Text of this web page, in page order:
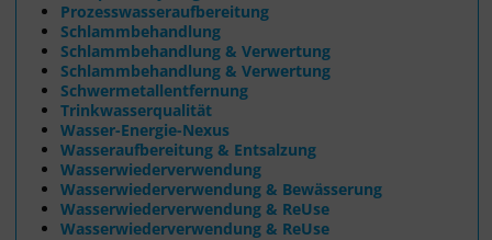
Prozesswasseraufbereitung
Schlammbehandlung
Schlammbehandlung & Verwertung
Schlammbehandlung & Verwertung
Schwermetallentfernung
Trinkwasserqualität
Wasser-Energie-Nexus
Wasseraufbereitung & Entsalzung
Wasserwiederverwendung
Wasserwiederverwendung & Bewässerung
Wasserwiederverwendung & ReUse
Wasserwiederverwendung & ReUse